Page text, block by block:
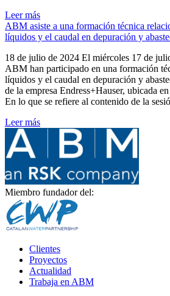
Leer más
ABM asiste a una formación técnica
líquidos y el caudal en depuración y
18 de julio de 2024 El miércoles 17 de
ABM han participado en una formación
líquidos y el caudal en depuración y
de la empresa Endress+Hauser, ubicada
En lo que se refiere al contenido de la
Leer más
Miembro fundador del:
Clientes
Proyectos
Actualidad
Trabaja en ABM